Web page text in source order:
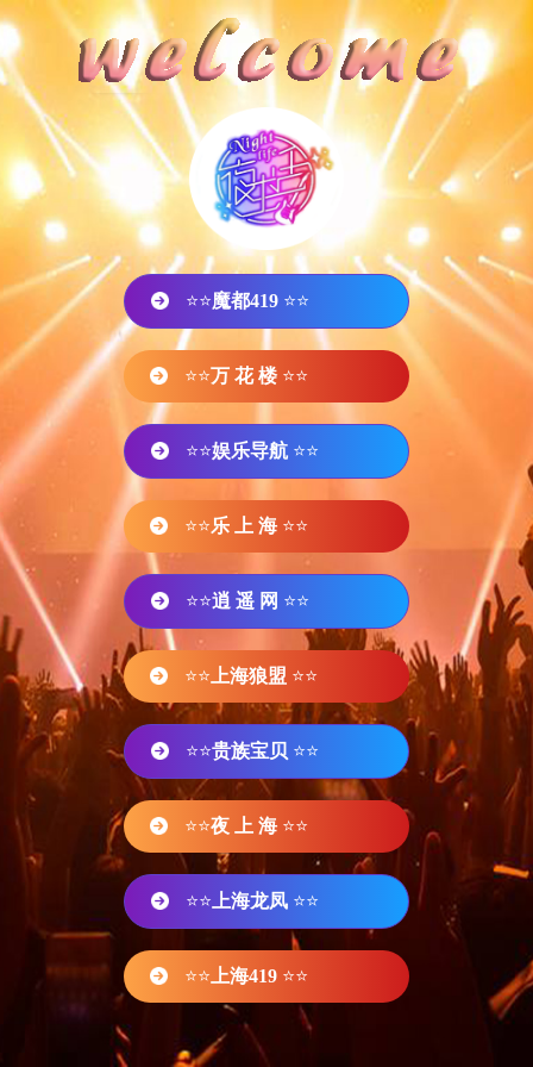
⭐⭐魔都419 ⭐⭐
⭐⭐万 花 楼 ⭐⭐
⭐⭐娱乐导航 ⭐⭐
⭐⭐乐 上 海 ⭐⭐
⭐⭐逍 遥 网 ⭐⭐
⭐⭐ 上海狼盟 ⭐⭐
⭐⭐贵族宝贝 ⭐⭐
⭐⭐夜 上 海 ⭐⭐
⭐⭐ 上海龙凤 ⭐⭐
⭐⭐ 上海419 ⭐⭐